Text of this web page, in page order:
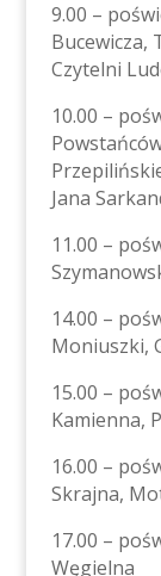
9.00 –
Bucewicza,
Czytelni
10.00 –
Jana
11.00 –
14.00 –
Moniuszki,
15.00 –
Kamienna,
16.00 –
Skrajna,
17.00 –
Węgielna